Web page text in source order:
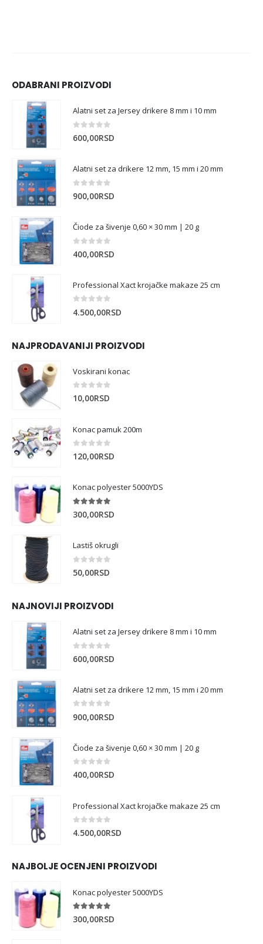
ODABRANI PROIZVODI
Alatni set za Jersey drikere 8 mm i 10 mm
0 out of 5
600,00RSD
Alatni set za drikere 12 mm, 15 mm i 20 mm
900,00RSD
Čiode za šivenje 0,60 × 30 mm | 20 g
400,00RSD
Professional Xact krojačke makaze 25 cm
4.500,00RSD
NAJPRODAVANIJI PROIZVODI
Voskirani konac
0 out of 5
10,00RSD
Konac pamuk 200m
0 out of 5
120,00RSD
Konac polyester 5000YDS
5.00out of 5
300,00RSD
Lastiš okrugli
0 out of 5
50,00RSD
NAJNOVIJI PROIZVODI
Alatni set za Jersey drikere 8 mm i 10 mm
600,00RSD
Alatni set za drikere 12 mm, 15 mm i 20 mm
900,00RSD
Čiode za šivenje 0,60 × 30 mm | 20 g
0 out of 5
400,00RSD
Professional Xact krojačke makaze 25 cm
0 out of 5
4.500,00RSD
NAJBOLJE OCENJENI PROIZVODI
Konac polyester 5000YDS
5.00out of 5
300,00RSD